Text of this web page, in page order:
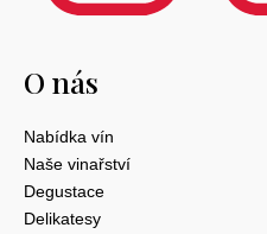
O nás
Nabídka vín
Naše vinařství
Degustace
Delikatesy